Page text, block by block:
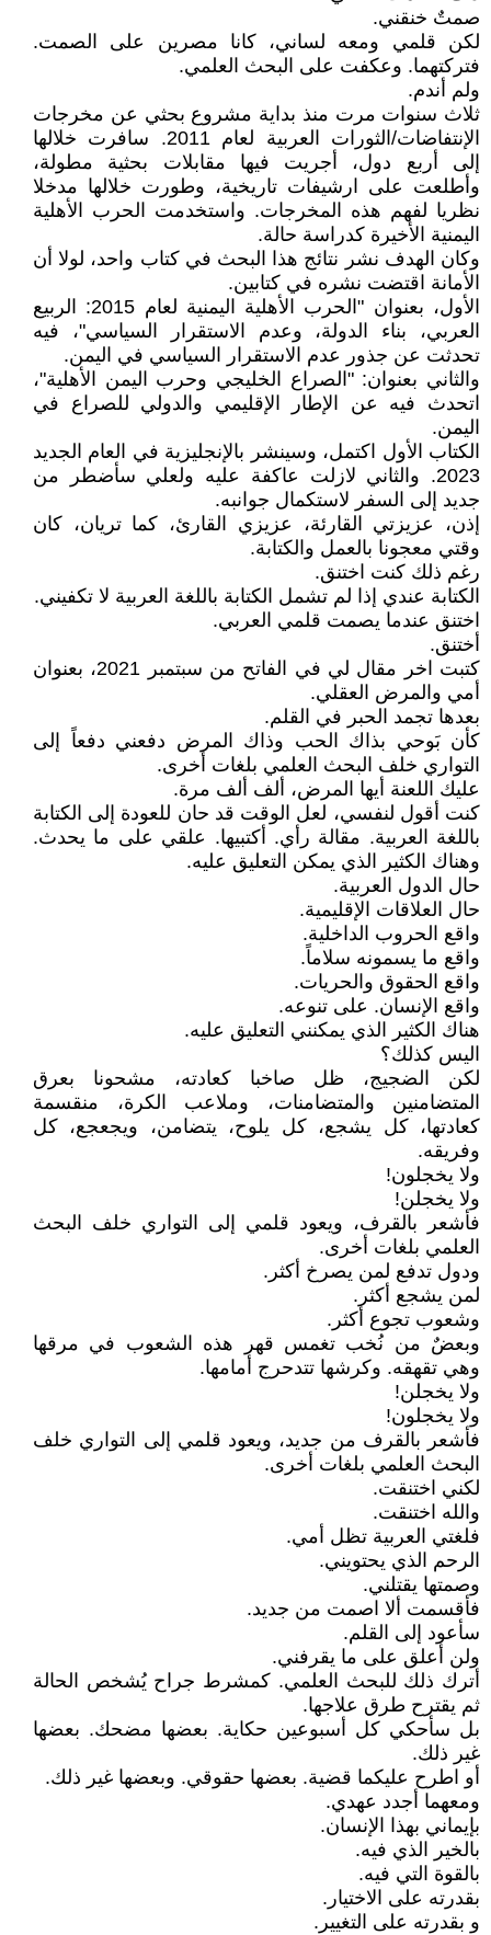
صمتٌ خنقني.
لكن قلمي ومعه لساني، كانا مصرين على الصمت.
فتركتهما. وعكفت على البحث العلمي.
ولم أندم.
ثلاث سنوات مرت منذ بداية مشروع بحثي عن مخرجات
الإنتفاضات/الثورات العربية لعام 2011. سافرت خلالها
إلى أربع دول، أجريت فيها مقابلات بحثية مطولة،
وأطلعت على ارشيفات تاريخية، وطورت خلالها مدخلا
نظريا لفهم هذه المخرجات. واستخدمت الحرب الأهلية
اليمنية الأخيرة كدراسة حالة.
وكان الهدف نشر نتائج هذا البحث في كتاب واحد، لولا أن
الأمانة اقتضت نشره في كتابين.
الأول، بعنوان "الحرب الأهلية اليمنية لعام 2015: الربيع
العربي، بناء الدولة، وعدم الاستقرار السياسي"، فيه
تحدثت عن جذور عدم الاستقرار السياسي في اليمن.
والثاني بعنوان: "الصراع الخليجي وحرب اليمن الأهلية"،
اتحدث فيه عن الإطار الإقليمي والدولي للصراع في
اليمن.
الكتاب الأول اكتمل، وسينشر بالإنجليزية في العام الجديد
2023. والثاني لازلت عاكفة عليه ولعلي سأضطر من
جديد إلى السفر لاستكمال جوانبه.
إذن، عزيزتي القارئة، عزيزي القارئ، كما تريان، كان
وقتي معجونا بالعمل والكتابة.
رغم ذلك كنت اختنق.
الكتابة عندي إذا لم تشمل الكتابة باللغة العربية لا تكفيني.
اختنق عندما يصمت قلمي العربي.
أختنق.
كتبت اخر مقال لي في الفاتح من سبتمبر 2021، بعنوان
أمي والمرض العقلي.
بعدها تجمد الحبر في القلم.
كأن بَوحي بذاك الحب وذاك المرض دفعني دفعاً إلى
التواري خلف البحث العلمي بلغات أخرى.
عليك اللعنة أيها المرض، ألف ألف مرة.
كنت أقول لنفسي، لعل الوقت قد حان للعودة إلى الكتابة
باللغة العربية. مقالة رأي. أكتبيها. علقي على ما يحدث.
وهناك الكثير الذي يمكن التعليق عليه.
حال الدول العربية.
حال العلاقات الإقليمية.
واقع الحروب الداخلية.
واقع ما يسمونه سلاماً.
واقع الحقوق والحريات.
واقع الإنسان. على تنوعه.
هناك الكثير الذي يمكنني التعليق عليه.
اليس كذلك؟
لكن الضجيج، ظل صاخبا كعادته، مشحونا بعرق
المتضامنين والمتضامنات، وملاعب الكرة، منقسمة
كعادتها، كل يشجع، كل يلوح، يتضامن، ويجعجع، كل
وفريقه.
ولا يخجلون!
ولا يخجلن!
فأشعر بالقرف، ويعود قلمي إلى التواري خلف البحث
العلمي بلغات أخرى.
ودول تدفع لمن يصرخ أكثر.
لمن يشجع أكثر.
وشعوب تجوع أكثر.
وبعضٌ من نُخب تغمس قهر هذه الشعوب في مرقها
وهي تقهقه. وكرشها تتدحرج أمامها.
ولا يخجلن!
ولا يخجلون!
فأشعر بالقرف من جديد، ويعود قلمي إلى التواري خلف
البحث العلمي بلغات أخرى.
لكني اختنقت.
والله اختنقت.
فلغتي العربية تظل أمي.
الرحم الذي يحتويني.
وصمتها يقتلني.
فأقسمت ألا اصمت من جديد.
سأعود إلى القلم.
ولن أعلق على ما يقرفني.
أترك ذلك للبحث العلمي. كمشرط جراح يُشخص الحالة
ثم يقترح طرق علاجها.
بل سأحكي كل أسبوعين حكاية. بعضها مضحك. بعضها
غير ذلك.
أو اطرح عليكما قضية. بعضها حقوقي. وبعضها غير ذلك.
ومعهما أجدد عهدي.
بإيماني بهذا الإنسان.
بالخير الذي فيه.
بالقوة التي فيه.
بقدرته على الاختيار.
و بقدرته على التغيير.